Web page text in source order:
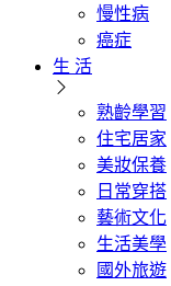
慢性病
癌症
生 活
熟齡學習
住宅居家
美妝保養
日常穿搭
藝術文化
生活美學
國外旅遊